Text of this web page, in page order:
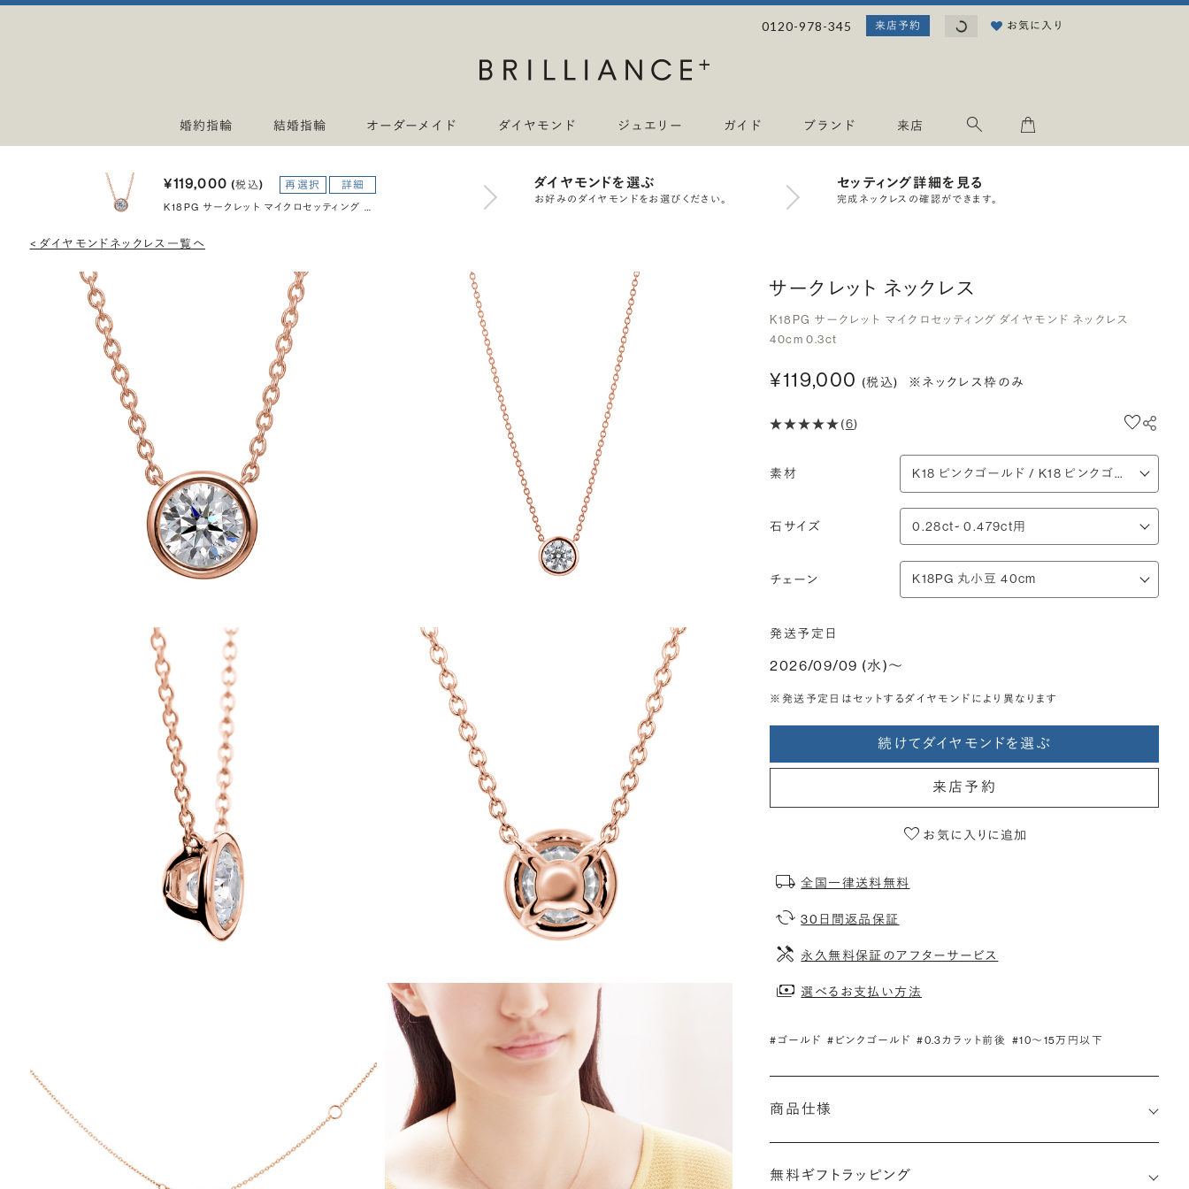
0120-978-345 来店予約 読み込み中...お気に入り
婚約指輪 結婚指輪 オーダーメイド ダイヤモンド ジュエリー ガイド ブランド 来店
¥119,000(税込) 再選択 詳細
K18PG サークレット マイクロセッティング ダイヤモンド ネックレス 40cm 0.3ct
ダイヤモンドを選ぶ
お好みのダイヤモンドをお選びください。
セッティング詳細を見る
完成ネックレスの確認ができます。
< ダイヤモンドネックレス一覧へ
サークレット ネックレス
K18PG サークレット マイクロセッティング ダイヤモンド ネックレス
40cm 0.3ct
¥119,000 (税込) ※ネックレス枠のみ
(6)
素材
石サイズ
チェーン
発送予定日
2026/09/09 (水)〜
※発送予定日はセットするダイヤモンドにより異なります
続けてダイヤモンドを選ぶ
来店予約
お気に入りに追加
全国一律送料無料
30日間返品保証
永久無料保証のアフターサービス
選べるお支払い方法
#ゴールド #ピンクゴールド #0.3カラット前後 #10〜15万円以下
商品仕様
無料ギフトラッピング